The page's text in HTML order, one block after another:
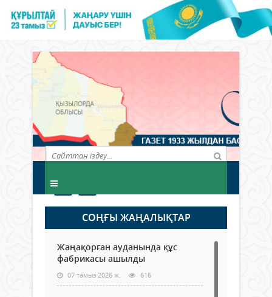
СОҢҒЫ ЖАҢАЛЫҚТАР
Жаңақорған ауданында құс
фабрикасы ашылды
07 тамыз 2026 ж. 616